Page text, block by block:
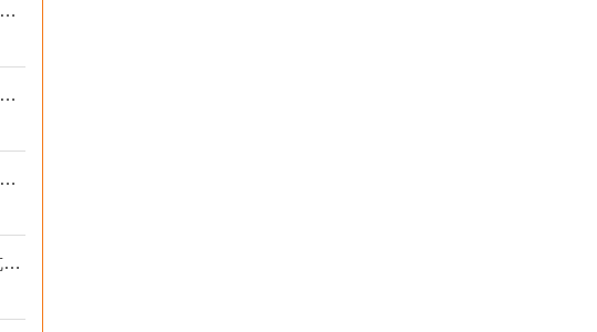
高低温交变环境试验箱模拟环境，保障产品质量
在使用高锰酸盐指数测定仪时，需要注意哪几点
可编程高低温试验箱精密测试领域的得力助手
2026年六度空间电池振动台选型避坑：别让步进低配拖累审核与研发数据